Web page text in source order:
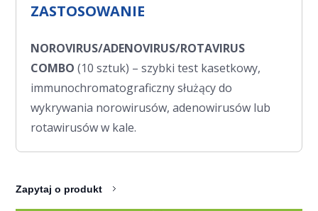
ZASTOSOWANIE
NOROVIRUS/ADENOVIRUS/ROTAVIRUS
COMBO(10 sztuk) – szybki test kasetkowy,
immunochromatograficzny służący do
wykrywania norowirusów, adenowirusów lub
rotawirusów w kale.
Zapytaj o produkt